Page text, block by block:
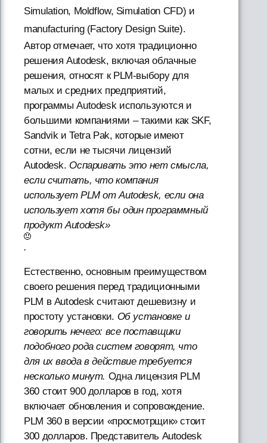
Simulation, Moldflow, Simulation CFD) и
manufacturing (Factory Design Suite).
Автор отмечает, что хотя традиционно
решения Autodesk, включая облачные
решения, относят к PLM-выбору для
малых и средних предприятий,
программы Autodesk используются и
большими компаниями – такими как SKF,
Sandvik и Tetra Pak, которые имеют
сотни, если не тысячи лицензий
Autodesk. Оспаривать это нет смысла,
если считать, что компания
использует PLM от Autodesk, если она
использует хотя бы один программный
продукт Autodesk»
.
Естественно, основным преимуществом
своего решения перед традиционными
PLM в Autodesk считают дешевизну и
простоту установки. Об установке и
говорить нечего: все поставщики
подобного рода систем говорят, что
для их ввода в действие требуется
несколько минут. Одна лицензия PLM
360 стоит 900 долларов в год, хотя
включает обновления и сопровождение.
PLM 360 в версии «просмотрщик» стоит
300 долларов. Представитель Autodesk